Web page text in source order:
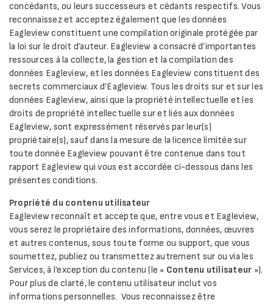
concédants, ou leurs successeurs et cédants respectifs. Vous
reconnaissez et acceptez également que les données
Eagleview constituent une compilation originale protégée par
la loi sur le droit d’auteur. Eagleview a consacré d’importantes
ressources à la collecte, la gestion et la compilation des
données Eagleview, et les données Eagleview constituent des
secrets commerciaux d’Eagleview. Tous les droits sur et sur les
données Eagleview, ainsi que la propriété intellectuelle et les
droits de propriété intellectuelle sur et liés aux données
Eagleview, sont expressément réservés par leur(s)
propriétaire(s), sauf dans la mesure de la licence limitée sur
toute donnée Eagleview pouvant être contenue dans tout
rapport Eagleview qui vous est accordée ci-dessous dans les
présentes conditions.
Propriété du contenu utilisateur
Eagleview reconnaît et accepte que, entre vous et Eagleview,
vous serez le propriétaire des informations, données, œuvres
et autres contenus, sous toute forme ou support, que vous
soumettez, publiez ou transmettez autrement sur ou via les
Services, à l’exception du contenu (le « Contenu utilisateur »).
Pour plus de clarté, le contenu utilisateur inclut vos
informations personnelles. Vous reconnaissez être